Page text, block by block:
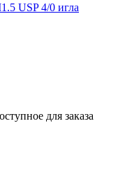
USP 4/0 игла
для заказа